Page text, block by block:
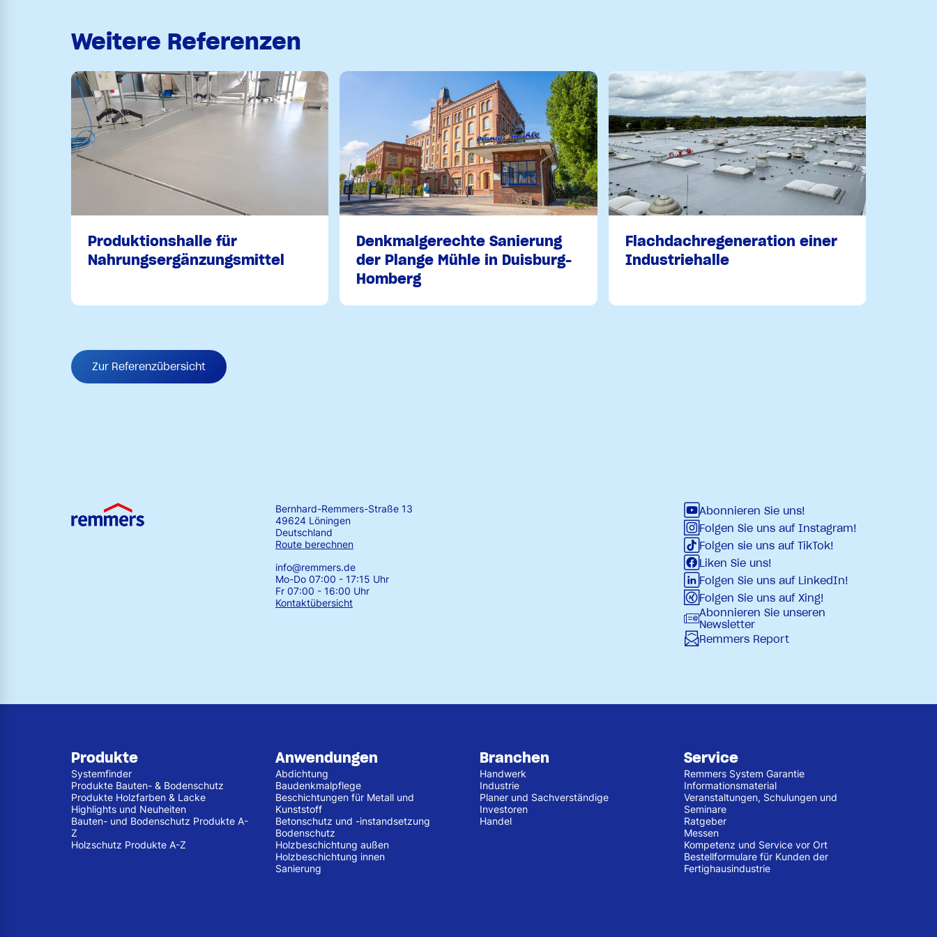
Weitere Referenzen
Produktionshalle für
Nahrungsergänzungsmittel
Denkmalgerechte Sanierung
der Plange Mühle in Duisburg-
Homberg
Flachdachregeneration einer
Industriehalle
Zur Referenzübersicht
Bernhard-Remmers-Straße 13
49624 Löningen
Deutschland
Route berechnen
info@remmers.de
Mo-Do 07:00 - 17:15 Uhr
Fr 07:00 - 16:00 Uhr
Kontaktübersicht
Abonnieren Sie uns!
Folgen Sie uns auf Instagram!
Folgen sie uns auf TikTok!
Liken Sie uns!
Folgen Sie uns auf LinkedIn!
Folgen Sie uns auf Xing!
Abonnieren Sie unseren
Newsletter
Remmers Report
Produkte
Systemfinder
Produkte Bauten- & Bodenschutz
Produkte Holzfarben & Lacke
Highlights und Neuheiten
Bauten- und Bodenschutz Produkte A-
Z
Holzschutz Produkte A-Z
Anwendungen
Abdichtung
Baudenkmalpflege
Beschichtungen für Metall und
Kunststoff
Betonschutz und -instandsetzung
Bodenschutz
Holzbeschichtung außen
Holzbeschichtung innen
Sanierung
Branchen
Handwerk
Industrie
Planer und Sachverständige
Investoren
Handel
Service
Remmers System Garantie
Informationsmaterial
Veranstaltungen, Schulungen und
Seminare
Ratgeber
Messen
Kompetenz und Service vor Ort
Bestellformulare für Kunden der
Fertighausindustrie